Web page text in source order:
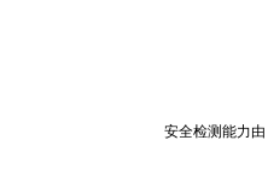
安全检测能力由